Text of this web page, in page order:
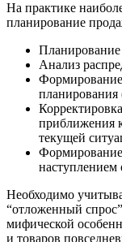
На практике
планирование
Анализ
планирования
приближения
текущей
наступлением
Необходимо
“отложенный
мифической
и товаров